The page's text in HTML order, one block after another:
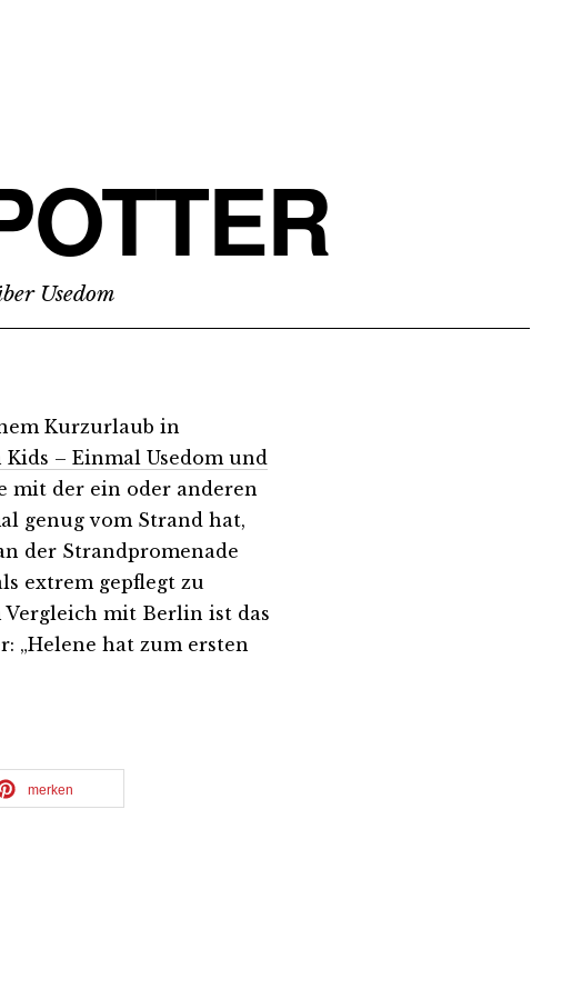
Usedom
Kurzurlaub in
– Einmal Usedom und
mit der ein oder anderen
genug vom Strand hat,
der Strandpromenade
extrem gepflegt zu
mit Berlin ist das
„Helene hat zum ersten
merken